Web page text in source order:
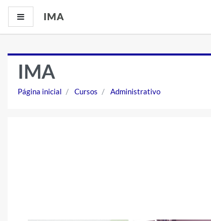
Ir para o conteúdo principal
Painel lateral
IMA
IMA
Página inicial Cursos Administrativo